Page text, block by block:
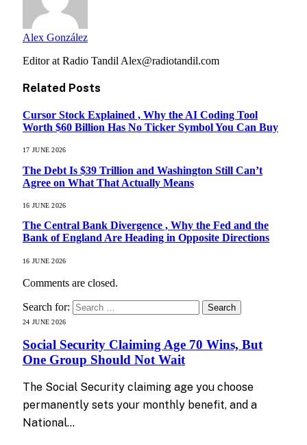
Alex González
Editor at Radio Tandil Alex@radiotandil.com
Related Posts
Cursor Stock Explained , Why the AI Coding Tool
Worth $60 Billion Has No Ticker Symbol You Can Buy
17 JUNE 2026
The Debt Is $39 Trillion and Washington Still Can’t
Agree on What That Actually Means
16 JUNE 2026
The Central Bank Divergence , Why the Fed and the
Bank of England Are Heading in Opposite Directions
16 JUNE 2026
Comments are closed.
Search for:
24 JUNE 2026
Social Security Claiming Age 70 Wins, But
One Group Should Not Wait
The Social Security claiming age you choose
permanently sets your monthly benefit, and a
National…